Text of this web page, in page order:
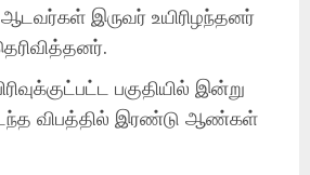
ஆடவர்கள் இருவர் உயிரிழந்தனர்
பகுதியில் இன்று
விபத்தில் இரண்டு ஆண்கள்